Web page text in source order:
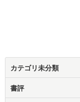
カテゴリ未分類
書評